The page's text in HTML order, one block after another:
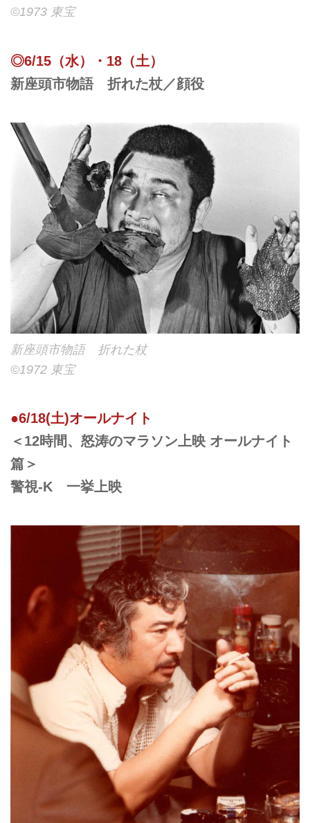
©︎1973 東宝
◎6/15（水）・18（土）
新座頭市物語 折れた杖／顔役
新座頭市物語 折れた杖
©︎1972 東宝
●6/18(土)オールナイト
＜12時間、怒涛のマラソン上映 オールナイト
篇＞
警視-K 一挙上映